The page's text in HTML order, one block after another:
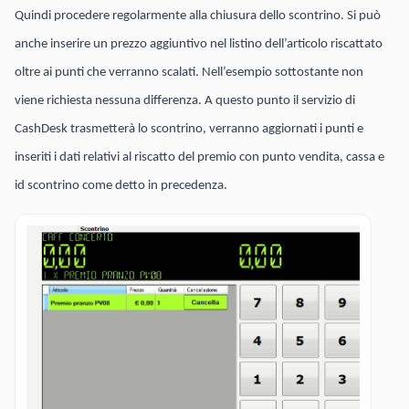
Quindi procedere regolarmente alla chiusura dello scontrino. Si può
anche inserire un prezzo aggiuntivo nel listino dell’articolo riscattato
oltre ai punti che verranno scalati. Nell’esempio sottostante non
viene richiesta nessuna differenza. A questo punto il servizio di
CashDesk trasmetterà lo scontrino, verranno aggiornati i punti e
inseriti i dati relativi al riscatto del premio con punto vendita, cassa e
id scontrino come detto in precedenza.